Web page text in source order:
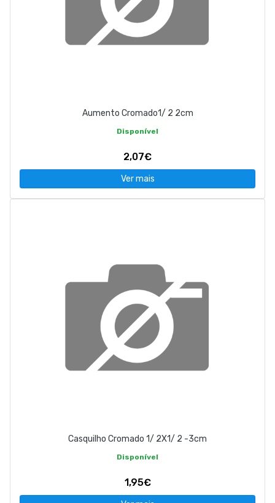
Aumento Cromado1/ 2 2cm
Disponível
2,07€
Ver mais
Casquilho Cromado 1/ 2X1/ 2 -3cm
Disponível
1,95€